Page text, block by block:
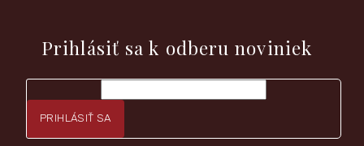
Prihlásiť sa k odberu noviniek
PRIHLÁSIŤ SA